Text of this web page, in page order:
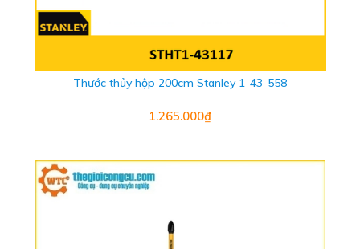
Thước thủy hộp 200cm Stanley 1-43-558
1.265.000₫